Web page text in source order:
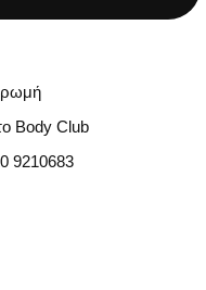
Body Club
9210683